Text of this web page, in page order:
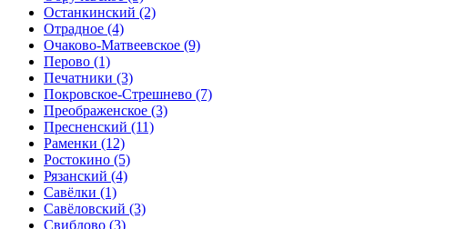
Останкинский (2)
Отрадное (4)
Очаково-Матвеевское (9)
Перово (1)
Печатники (3)
Покровское-Стрешнево (7)
Преображенское (3)
Пресненский (11)
Раменки (12)
Ростокино (5)
Рязанский (4)
Савёлки (1)
Савёловский (3)
Свиблово (3)